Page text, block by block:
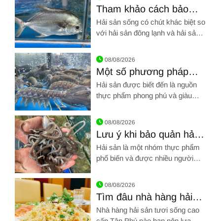
Hình ảnh về Tham khảo cách bảo quản hải sản sống luôn
Tham khảo cách bảo
quản hải sản sống luôn
được tươi ngon nhất
Hải sản sống có chút khác biệt so
với hải sản đông lạnh và hải sản
vật được đánh bắt hoặc được
nuôi sống.
Hình ảnh về Một số phương pháp bảo quản hải sản trong
08/08/2026
Một số phương pháp
bảo quản hải sản trong
quá trình sử dụng
Hải sản được biết đến là nguồn
thực phẩm phong phú và giàu
Hình ảnh về Lưu ý khi bảo quản hải sản với các loại thực
08/08/2026
Lưu ý khi bảo quản hải
sản với các loại thực
phẩm khác
Hải sản là một nhóm thực phẩm
phổ biến và được nhiều người
ngon mà còn chứa nhiều dưỡng
chất giúp cân bằng dinh dưỡng
trong cơ thể
08/08/2026
Tìm đâu nhà hàng hải
sản tươi sống cao cấp
Nhà hàng hải sản tươi sống cao